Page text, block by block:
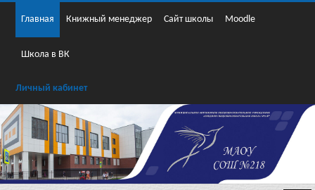
Главная Книжный менеджер Сайт школы Moodle
Школа в ВК
Личный кабинет